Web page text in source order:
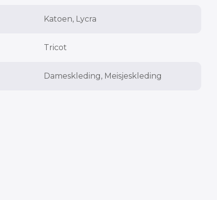
Katoen, Lycra
Tricot
Dameskleding, Meisjeskleding